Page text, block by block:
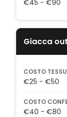
€45 - €90
Giacca
COSTO
€25 - €50
COSTO
€40 - €80